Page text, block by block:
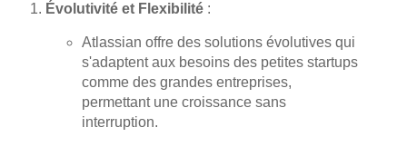
Évolutivité et Flexibilité :
Atlassian offre des solutions évolutives qui
s'adaptent aux besoins des petites startups
comme des grandes entreprises,
permettant une croissance sans
interruption.